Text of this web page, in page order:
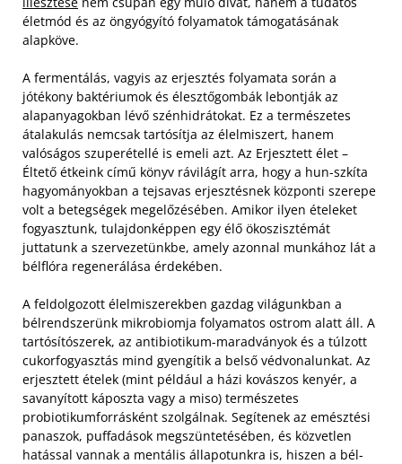
életmód és az öngyógyító folyamatok támogatásának
alapköve.
A fermentálás, vagyis az erjesztés folyamata során a
jótékony baktériumok és élesztőgombák lebontják az
alapanyagokban lévő szénhidrátokat. Ez a természetes
átalakulás nemcsak tartósítja az élelmiszert, hanem
valóságos szuperétellé is emeli azt. Az Erjesztett élet –
Éltető étkeink című könyv rávilágít arra, hogy a hun-szkíta
hagyományokban a tejsavas erjesztésnek központi szerepe
volt a betegségek megelőzésében. Amikor ilyen ételeket
fogyasztunk, tulajdonképpen egy élő ökoszisztémát
juttatunk a szervezetünkbe, amely azonnal munkához lát a
bélflóra regenerálása érdekében.
A feldolgozott élelmiszerekben gazdag világunkban a
bélrendszerünk mikrobiomja folyamatos ostrom alatt áll. A
tartósítószerek, az antibiotikum-maradványok és a túlzott
cukorfogyasztás mind gyengítik a belső védvonalunkat. Az
erjesztett ételek (mint például a házi kovászos kenyér, a
savanyított káposzta vagy a miso) természetes
probiotikumforrásként szolgálnak. Segítenek az emésztési
panaszok, puffadások megszüntetésében, és közvetlen
hatással vannak a mentális állapotunkra is, hiszen a bél-